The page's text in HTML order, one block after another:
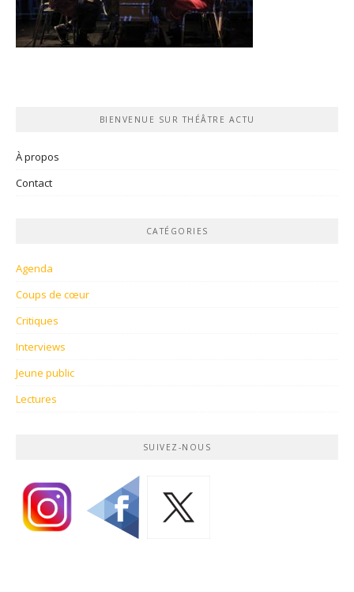
BIENVENUE SUR THÉÂTRE ACTU
À propos
Contact
CATÉGORIES
Agenda
Coups de cœur
Critiques
Interviews
Jeune public
Lectures
SUIVEZ-NOUS